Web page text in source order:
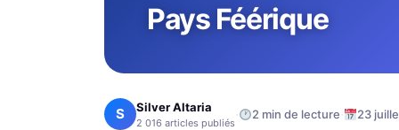
Pays Féérique
S Silver Altaria
2 016 articles publiés · 2 min de lecture· 23